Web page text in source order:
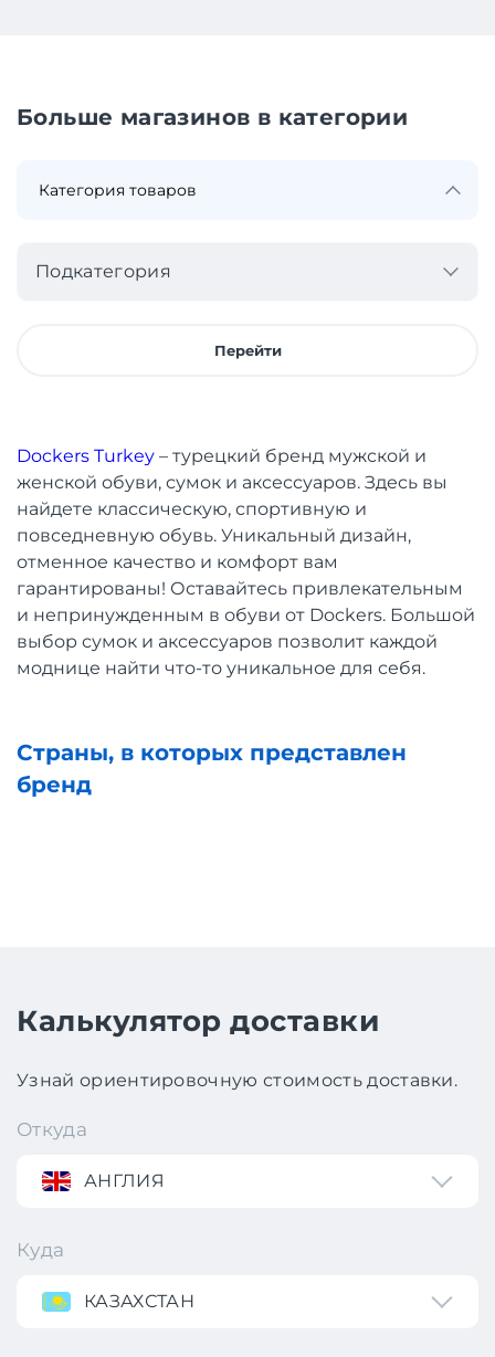
Больше магазинов в категории
Подкатегория
Перейти
Dockers Turkey – турецкий бренд мужской и
женской обуви, сумок и аксессуаров. Здесь вы
найдете классическую, спортивную и
повседневную обувь. Уникальный дизайн,
отменное качество и комфорт вам
гарантированы! Оставайтесь привлекательным
и непринужденным в обуви от Dockers. Большой
выбор сумок и аксессуаров позволит каждой
моднице найти что-то уникальное для себя.
Страны, в которых представлен
бренд
Калькулятор доставки
Узнай ориентировочную стоимость доставки.
Откуда
АНГЛИЯ
Куда
КАЗАХСТАН